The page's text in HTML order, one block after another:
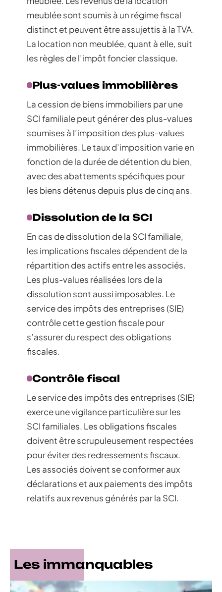
meublée sont soumis à un régime fiscal
distinct et peuvent être assujettis à la TVA.
La location non meublée, quant à elle, suit
les règles de l’impôt foncier classique.
Plus-values immobilières
La cession de biens immobiliers par une
SCI familiale peut générer des plus-values
soumises à l’imposition des plus-values
immobilières. Le taux d’imposition varie en
fonction de la durée de détention du bien,
avec des abattements spécifiques pour
les biens détenus depuis plus de cinq ans.
Dissolution de la SCI
En cas de dissolution de la SCI familiale,
les implications fiscales dépendent de la
répartition des actifs entre les associés.
Les plus-values réalisées lors de la
dissolution sont aussi imposables. Le
service des impôts des entreprises (SIE)
contrôle cette gestion fiscale pour
s’assurer du respect des obligations
fiscales.
Contrôle fiscal
Le service des impôts des entreprises (SIE)
exerce une vigilance particulière sur les
SCI familiales. Les obligations fiscales
doivent être scrupuleusement respectées
pour éviter des redressements fiscaux.
Les associés doivent se conformer aux
déclarations et aux paiements des impôts
relatifs aux revenus générés par la SCI.
Les immanquables